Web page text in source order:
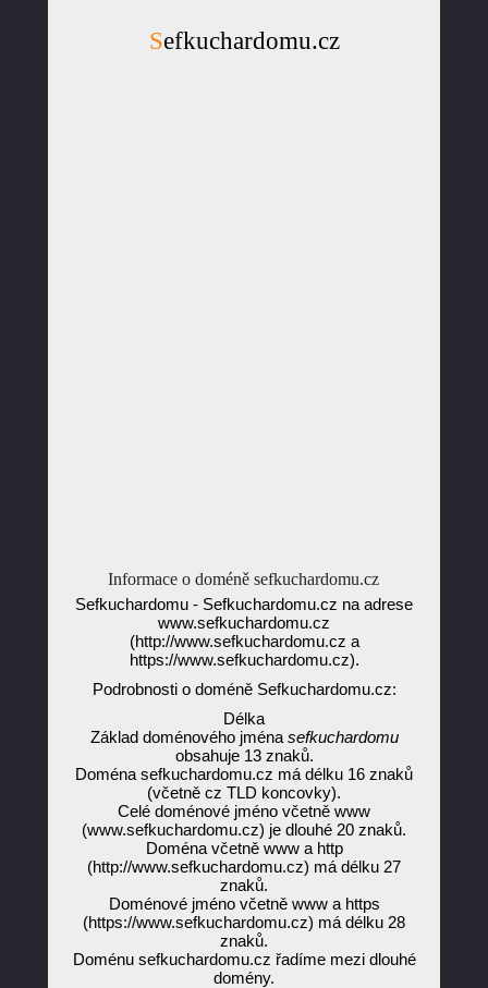
Sefkuchardomu.cz
Informace o doméně sefkuchardomu.cz
Sefkuchardomu - Sefkuchardomu.cz na adrese
www.sefkuchardomu.cz
(http://www.sefkuchardomu.cz a
https://www.sefkuchardomu.cz).
Podrobnosti o doméně Sefkuchardomu.cz:
Délka
Základ doménového jména sefkuchardomu
obsahuje 13 znaků.
Doména sefkuchardomu.cz má délku 16 znaků
(včetně cz TLD koncovky).
Celé doménové jméno včetně www
(www.sefkuchardomu.cz) je dlouhé 20 znaků.
Doména včetně www a http
(http://www.sefkuchardomu.cz) má délku 27
znaků.
Doménové jméno včetně www a https
(https://www.sefkuchardomu.cz) má délku 28
znaků.
Doménu sefkuchardomu.cz řadíme mezi dlouhé
domény.